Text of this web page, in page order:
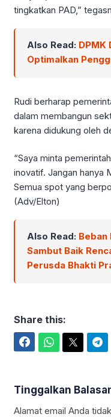
tingkatkan PAD,”
Also Read: DPMK
Optimalkan
Rudi berharap
dalam membangun
karena didukung oleh
“Saya minta
inovatif. Jangan hanya
Semua spot yang
(Adv/Elton)
Also Read: Beban
Sambut Baik
Perusda Bhakti
Share this:
Tinggalkan
Alamat email Anda